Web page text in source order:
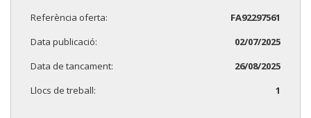
Referència oferta:
FA92297561
Data publicació:
02/07/2025
Data de tancament:
26/08/2025
Llocs de treball:
1